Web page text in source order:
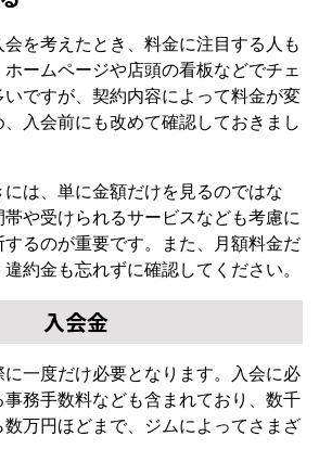
を考えたとき、料金に注目する人も
ームページや店頭の看板などでチェ
いですが、契約内容によって料金が変
入会前にも改めて確認しておきまし
は、単に金額だけを見るのではな
帯や受けられるサービスなども考慮に
するのが重要です。また、月額料金だ
約金も忘れずに確認してください。
入会金
に一度だけ必要となります。入会に必
務手数料なども含まれており、数千
数万円ほどまで、ジムによってさまざ